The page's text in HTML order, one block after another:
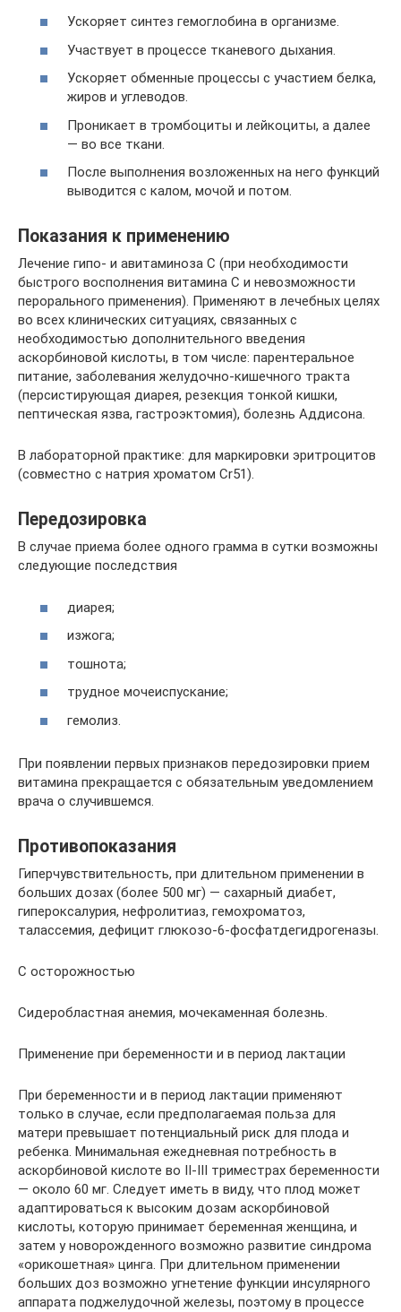
Ускоряет синтез гемоглобина в организме.
Участвует в процессе тканевого дыхания.
Ускоряет обменные процессы с участием белка,
жиров и углеводов.
Проникает в тромбоциты и лейкоциты, а далее
— во все ткани.
После выполнения возложенных на него функций
выводится с калом, мочой и потом.
Показания к применению
Лечение гипо- и авитаминоза C (при необходимости
быстрого восполнения витамина С и невозможности
перорального применения). Применяют в лечебных целях
во всех клинических ситуациях, связанных с
необходимостью дополнительного введения
аскорбиновой кислоты, в том числе: парентеральное
питание, заболевания желудочно-кишечного тракта
(персистирующая диарея, резекция тонкой кишки,
пептическая язва, гастроэктомия), болезнь Аддисона.
В лабораторной практике: для маркировки эритроцитов
(совместно с натрия хроматом Cr51).
Передозировка
В случае приема более одного грамма в сутки возможны
следующие последствия
диарея;
изжога;
тошнота;
трудное мочеиспускание;
гемолиз.
При появлении первых признаков передозировки прием
витамина прекращается с обязательным уведомлением
врача о случившемся.
Противопоказания
Гиперчувствительность, при длительном применении в
больших дозах (более 500 мг) — сахарный диабет,
гипероксалурия, нефролитиаз, гемохроматоз,
талассемия, дефицит глюкозо-6-фосфатдегидрогеназы.
С осторожностью
Сидеробластная анемия, мочекаменная болезнь.
Применение при беременности и в период лактации
При беременности и в период лактации применяют
только в случае, если предполагаемая польза для
матери превышает потенциальный риск для плода и
ребенка. Минимальная ежедневная потребность в
аскорбиновой кислоте во II-III триместрах беременности
— около 60 мг. Следует иметь в виду, что плод может
адаптироваться к высоким дозам аскорбиновой
кислоты, которую принимает беременная женщина, и
затем у новорожденного возможно развитие синдрома
«орикошетная» цинга. При длительном применении
больших доз возможно угнетение функции инсулярного
аппарата поджелудочной железы, поэтому в процессе